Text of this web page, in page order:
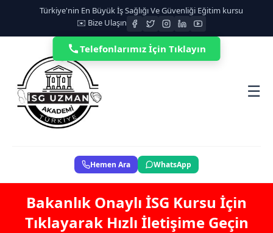
Türkiye'nin En Büyük İş Sağlığı Ve Güvenliği Eğitim kursu
✉️ Bize Ulaşın
☰
Hemen Ara WhatsApp
Bakanlık Onaylı İSG Kursu İçin
Tıklayarak Hızlı İletişime Geçin
Telefonlarımız İçin Tıklayın